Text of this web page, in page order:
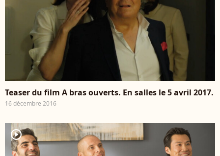
Teaser du film A bras ouverts. En salles le 5 avril 2017.
16 décembre 2016
player2